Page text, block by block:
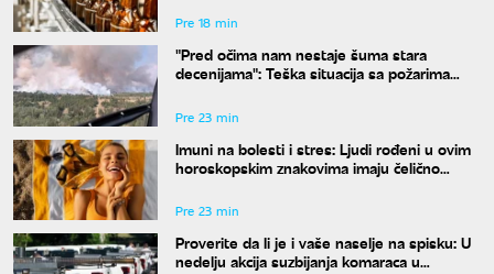
Pre 18 min
"Pred očima nam nestaje šuma stara
decenijama": Teška situacija sa požarima
Pre 23 min
Imuni na bolesti i stres: Ljudi rođeni u ovim
horoskopskim znakovima imaju čelično
Pre 23 min
Proverite da li je i vaše naselje na spisku: U
nedelju akcija suzbijanja komaraca u